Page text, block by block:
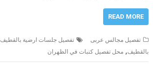
READ MORE
تفصيل مجالس عربى تفصيل جلسات ارضية بالقطيف
بالقطيف,محل تفصيل كنبات في الظهران